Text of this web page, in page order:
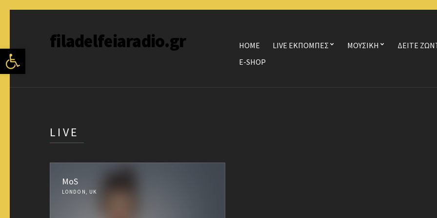
Ανοίξτε τη γραμμή εργαλείων
filadelfeiaradio.gr HOME LIVE ΕΚΠΟΜΠΕΣ ΜΟΥΣΙΚΗ ΔΕΙΤΕ
E-SHOP
LIVE
MoS
LONDON, UK